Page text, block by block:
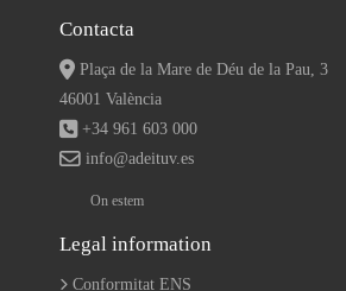
Contacta
Plaça de la Mare de Déu de la Pau, 3
46001 València
+34 961 603 000
info@adeituv.es
On estem
Legal information
Conformitat ENS